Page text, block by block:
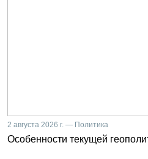
2 августа 2026 г. — Политика
Особенности текущей